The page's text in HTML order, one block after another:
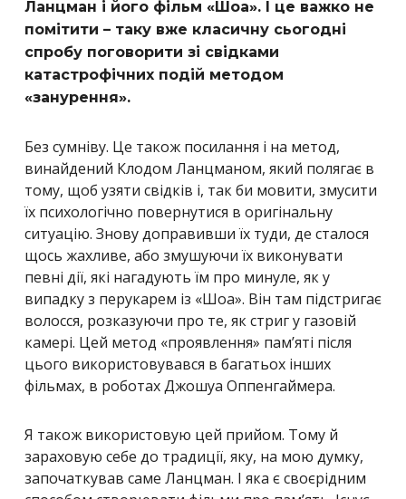
Ланцман і його фільм «Шоа». І це важко не
помітити – таку вже класичну сьогодні
спробу поговорити зі свідками
катастрофічних подій методом
«занурення».
Без сумніву. Це також посилання і на метод,
винайдений Клодом Ланцманом, який полягає в
тому, щоб узяти свідків і, так би мовити, змусити
їх психологічно повернутися в оригінальну
ситуацію. Знову доправивши їх туди, де сталося
щось жахливе, або змушуючи їх виконувати
певні дії, які нагадують їм про минуле, як у
випадку з перукарем із «Шоа». Він там підстригає
волосся, розказуючи про те, як стриг у газовій
камері. Цей метод «проявлення» пам’яті після
цього використовувався в багатьох інших
фільмах, в роботах Джошуа Оппенгаймера.
Я також використовую цей прийом. Тому й
зараховую себе до традиції, яку, на мою думку,
започаткував саме Ланцман. І яка є своєрідним